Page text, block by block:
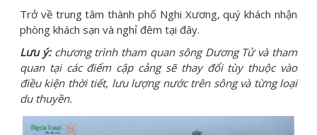
Trở về trung tâm thành phố Nghi Xương, quý khách nhận
phòng khách sạn và nghỉ đêm tại đây.
Lưu ý:chương trình tham quan sông Dương Tử và tham
quan tại các điểm cập cảng sẽ thay đổi tùy thuộc vào
điều kiện thời tiết, lưu lượng nước trên sông và từng loại
du thuyền.